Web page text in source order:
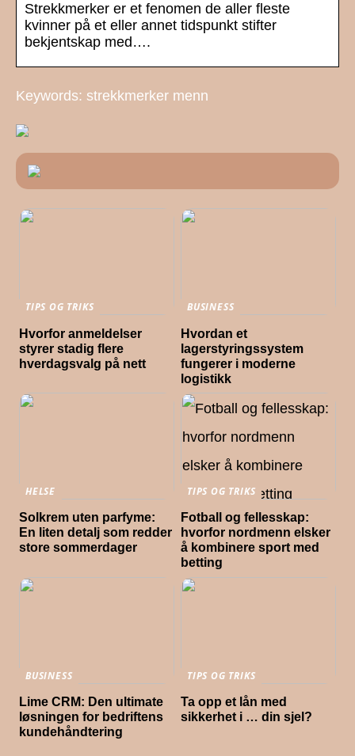
Strekkmerker er et fenomen de aller fleste
kvinner på et eller annet tidspunkt stifter
bekjentskap med….
Keywords: strekkmerker menn
TIPS OG TRIKS
Hvorfor anmeldelser
styrer stadig flere
hverdagsvalg på nett
BUSINESS
Hvordan et
lagerstyringssystem
fungerer i moderne
logistikk
HELSE
Solkrem uten parfyme:
En liten detalj som redder
store sommerdager
TIPS OG TRIKS
Fotball og fellesskap:
hvorfor nordmenn elsker
å kombinere sport med
betting
BUSINESS
Lime CRM: Den ultimate
løsningen for bedriftens
kundehåndtering
TIPS OG TRIKS
Ta opp et lån med
sikkerhet i … din sjel?